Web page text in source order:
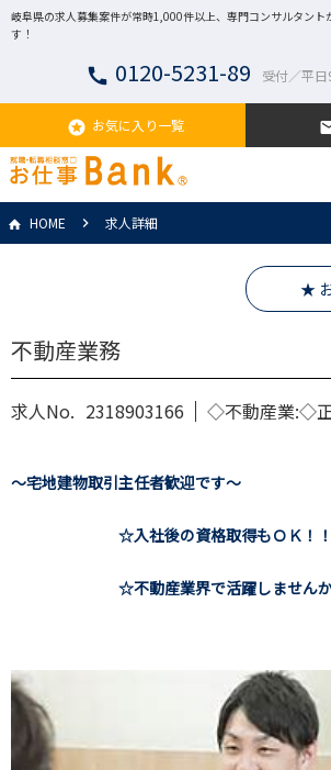
岐阜県の求人募集案件が常時1,000件以上、専門コンサルタント
す！
call 0120-5231-89 受付／平
stars お気に入り一覧
HOME 求人詳細
★
不動産業務
求人No. 2318903166 ◇不動産業:◇
～宅地建物取引主任者歓迎です～
☆入社後の資格取得もＯＫ！！
☆不動産業界で活躍しませんか